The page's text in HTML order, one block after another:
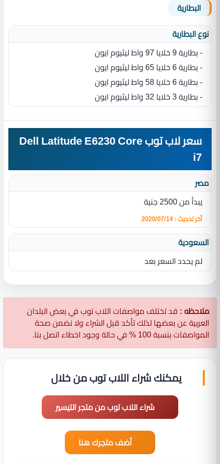
البطارية
نوع البطارية‏
- بطارية 9 خلايا 97 واط ليثيوم ايون
- بطارية 6 خلايا 65 واط ليثيوم ايون
- بطارية 6 خلايا 58 واط ليثيوم ايون
- بطارية 3 خلايا 32 واط ليثيوم ايون
سعر لاب توب Dell Latitude E6230 Core
i7
مصر
يبدأ من 2500 جنية
أخر تحديث : 2020/07/14
السعودية
لم يحدد السعر بعد
ملاحظه : قد تختلف مواصفات اللاب توب في بعض البلدان
العربية عن بعضها لذلك تأكد قبل الشراء ولا نضمن صحة
المواصفات بنسبة 100 % في حالة وجود اخطاء اتصل بنا.
يمكنك شراء اللاب توب من خلال
شراء اللاب توب من متجر التيسير
أضف متجرك هنا